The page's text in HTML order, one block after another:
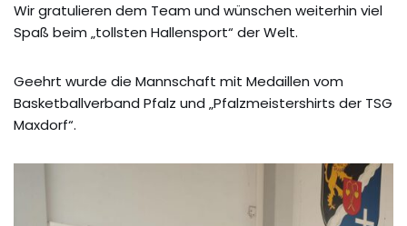
Wir gratulieren dem Team und wünschen weiterhin viel
Spaß beim „tollsten Hallensport“ der Welt.
Geehrt wurde die Mannschaft mit Medaillen vom
Basketballverband Pfalz und „Pfalzmeistershirts der TSG
Maxdorf“.